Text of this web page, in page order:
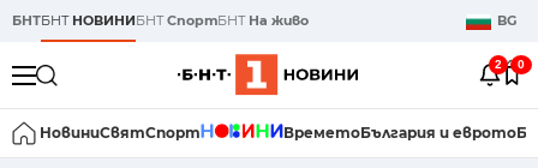
БНТБНТ НОВИНИБНТСпортБНТ На живо BG
2 0
НовиниСвятСпорт ВреметоБългария и еврото